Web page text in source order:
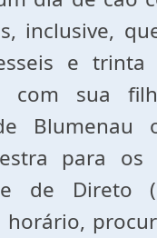
inclusive,
e trinta
com sua
Blumenau
para os
de Direto
horário,